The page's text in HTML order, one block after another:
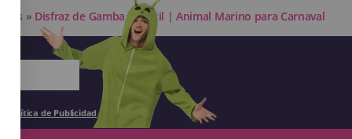
» Disfraz de Gamba Infantil | Animal Marino para Carnaval
Política de Publicidad .